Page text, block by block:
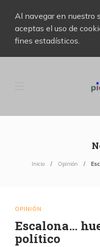
Al navegar en nuestro
aceptas el uso de
fines estadísticos.
Inicio Opinión
OPINIÓN
Escalona…
político